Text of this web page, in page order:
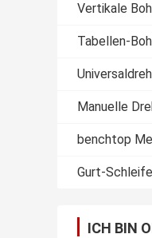
Vertikale
Tabellen-
Manuelle
benchtop
Gurt-
ICH BIN